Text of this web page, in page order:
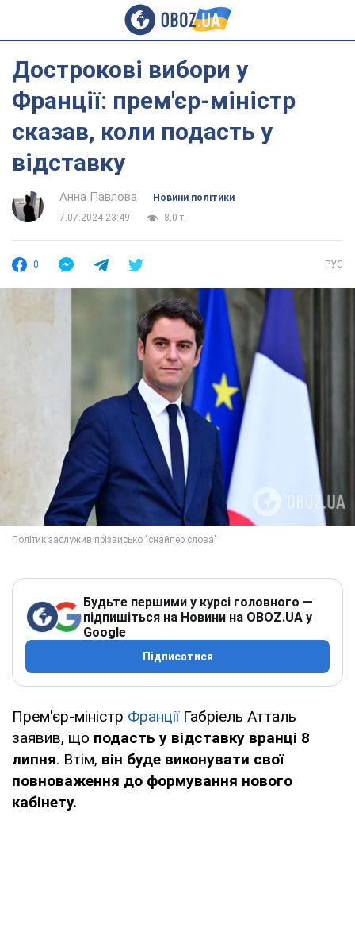
Дострокові вибори у
Франції: прем'єр-міністр
сказав, коли подасть у
відставку
Анна Павлова
Новини політики
7.07.2024 23:49
8,0 т.
0 РУС
Будьте першими у курсі головного —
підпишіться на Новини на OBOZ.UA у
Google
Підписатися
Прем'єр-міністр ФранціїГабріель Атталь
заявив, що подасть у відставку вранці 8
липня. Втім, він буде виконувати свої
повноваження до формування нового
кабінету.